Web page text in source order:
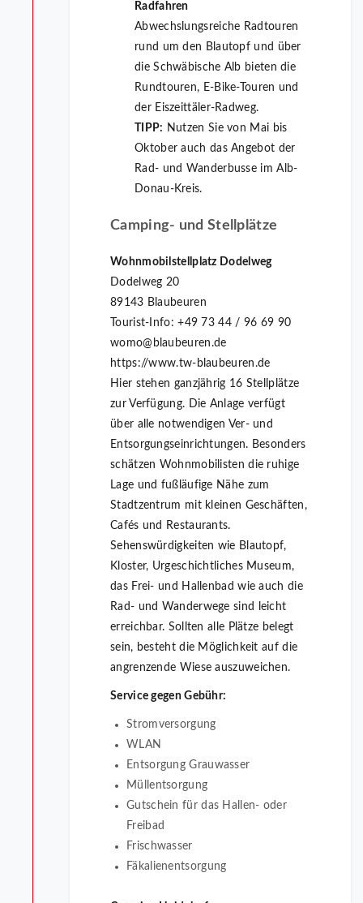
Radfahren
Abwechslungsreiche Radtouren
rund um den Blautopf und über
die Schwäbische Alb bieten die
Rundtouren, E-Bike-Touren und
der Eiszeittäler-Radweg.
TIPP: Nutzen Sie von Mai bis
Oktober auch das Angebot der
Rad- und Wanderbusse im Alb-
Donau-Kreis.
Camping- und Stellplätze
Wohnmobilstellplatz Dodelweg
Dodelweg 20
89143 Blaubeuren
Tourist-Info: +49 73 44 / 96 69 90
womo@blaubeuren.de
https://www.tw-blaubeuren.de
Hier stehen ganzjährig 16 Stellplätze
zur Verfügung. Die Anlage verfügt
über alle notwendigen Ver- und
Entsorgungseinrichtungen. Besonders
schätzen Wohnmobilisten die ruhige
Lage und fußläufige Nähe zum
Stadtzentrum mit kleinen Geschäften,
Cafés und Restaurants.
Sehenswürdigkeiten wie Blautopf,
Kloster, Urgeschichtliches Museum,
das Frei- und Hallenbad wie auch die
Rad- und Wanderwege sind leicht
erreichbar. Sollten alle Plätze belegt
sein, besteht die Möglichkeit auf die
angrenzende Wiese auszuweichen.
Service gegen Gebühr:
Stromversorgung
WLAN
Entsorgung Grauwasser
Müllentsorgung
Gutschein für das Hallen- oder
Freibad
Frischwasser
Fäkalienentsorgung